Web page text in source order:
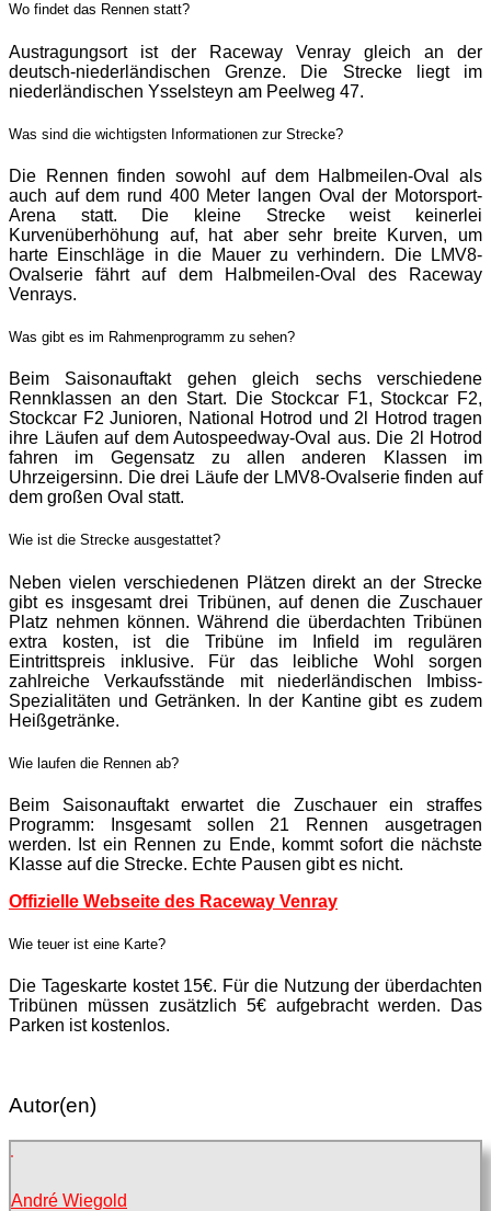
Wo findet das Rennen statt?
Austragungsort ist der Raceway Venray gleich an der
deutsch-niederländischen Grenze. Die Strecke liegt im
niederländischen Ysselsteyn am Peelweg 47.
Was sind die wichtigsten Informationen zur Strecke?
Die Rennen finden sowohl auf dem Halbmeilen-Oval als
auch auf dem rund 400 Meter langen Oval der Motorsport-
Arena statt. Die kleine Strecke weist keinerlei
Kurvenüberhöhung auf, hat aber sehr breite Kurven, um
harte Einschläge in die Mauer zu verhindern. Die LMV8-
Ovalserie fährt auf dem Halbmeilen-Oval des Raceway
Venrays.
Was gibt es im Rahmenprogramm zu sehen?
Beim Saisonauftakt gehen gleich sechs verschiedene
Rennklassen an den Start. Die Stockcar F1, Stockcar F2,
Stockcar F2 Junioren, National Hotrod und 2l Hotrod tragen
ihre Läufen auf dem Autospeedway-Oval aus. Die 2l Hotrod
fahren im Gegensatz zu allen anderen Klassen im
Uhrzeigersinn. Die drei Läufe der LMV8-Ovalserie finden auf
dem großen Oval statt.
Wie ist die Strecke ausgestattet?
Neben vielen verschiedenen Plätzen direkt an der Strecke
gibt es insgesamt drei Tribünen, auf denen die Zuschauer
Platz nehmen können. Während die überdachten Tribünen
extra kosten, ist die Tribüne im Infield im regulären
Eintrittspreis inklusive. Für das leibliche Wohl sorgen
zahlreiche Verkaufsstände mit niederländischen Imbiss-
Spezialitäten und Getränken. In der Kantine gibt es zudem
Heißgetränke.
Wie laufen die Rennen ab?
Beim Saisonauftakt erwartet die Zuschauer ein straffes
Programm: Insgesamt sollen 21 Rennen ausgetragen
werden. Ist ein Rennen zu Ende, kommt sofort die nächste
Klasse auf die Strecke. Echte Pausen gibt es nicht.
Offizielle Webseite des Raceway Venray
Wie teuer ist eine Karte?
Die Tageskarte kostet 15€. Für die Nutzung der überdachten
Tribünen müssen zusätzlich 5€ aufgebracht werden. Das
Parken ist kostenlos.
Autor(en)
André Wiegold